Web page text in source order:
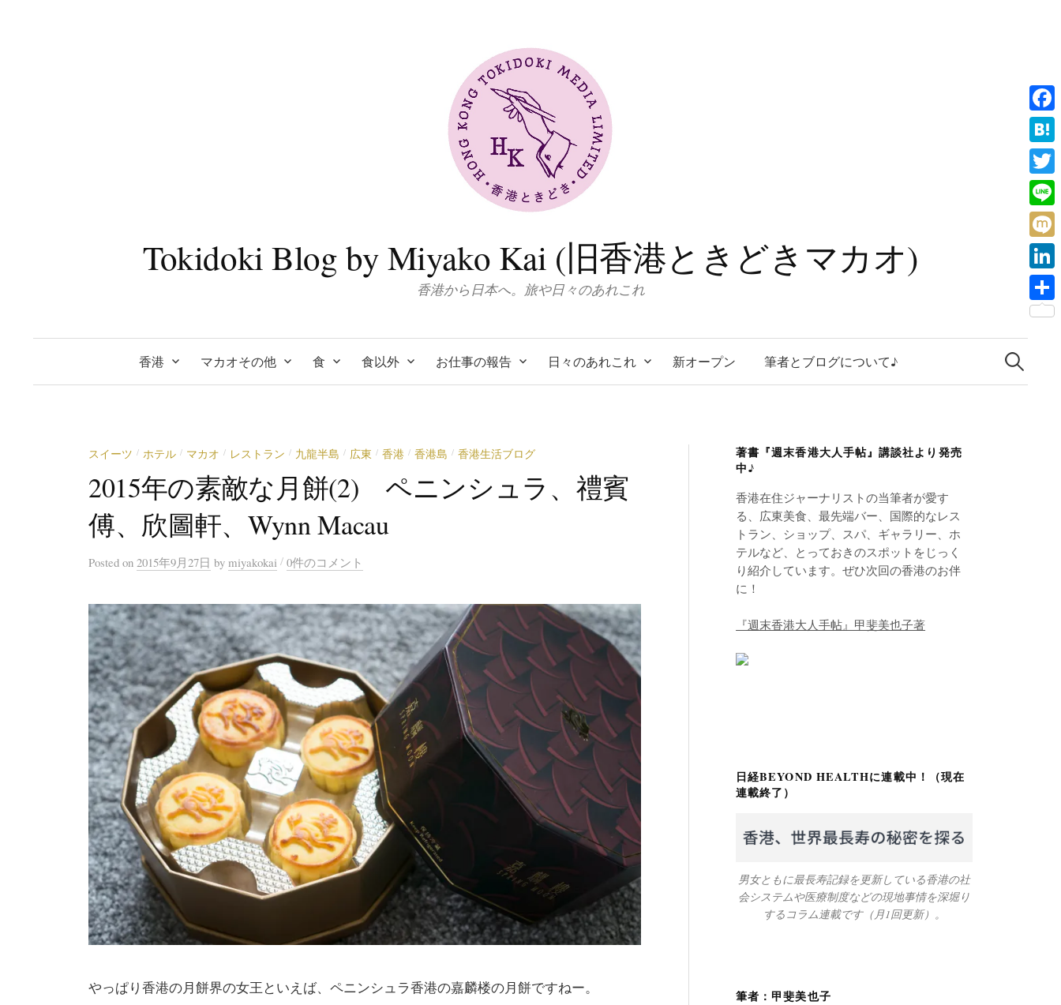
Tokidoki Blog by Miyako Kai (旧香港ときどきマカオ)
香港から日本へ。旅や日々のあれこれ
香港 マカオその他 食 食以外 お仕事の報告 日々のあれこれ 新オープン 筆者とブログについて♪
検
索:
スイーツ / ホテル / マカオ / レストラン / 九龍半島 / 広東 / 香港 / 香港島 / 香港生活ブログ
2015年の素敵な月餅(2) ペニンシュラ、禮賓
傅、欣圖軒、Wynn Macau
Posted on 2015年9月27日 by miyakokai / 0件のコメント
やっぱり香港の月餅界の女王といえば、ペニンシュラ香港の嘉麟楼の月餅ですねー。
著書『週末香港大人手帖』講談社より発売
中♪
香港在住ジャーナリストの当筆者が愛す
る、広東美食、最先端バー、国際的なレス
トラン、ショップ、スパ、ギャラリー、ホ
テルなど、とっておきのスポットをじっく
り紹介しています。ぜひ次回の香港のお伴
に！
『週末香港大人手帖』甲斐美也子著
日経BEYOND HEALTHに連載中！（現在
連載終了）
男女ともに最長寿記録を更新している香港の社
会システムや医療制度などの現地事情を深堀り
するコラム連載です（月1回更新）。
筆者：甲斐美也子
F
a
c
e
b
o
o
k
H
a
t
e
n
a
T
w
i
t
e
L
i
n
e
M
i
x
L
i
共